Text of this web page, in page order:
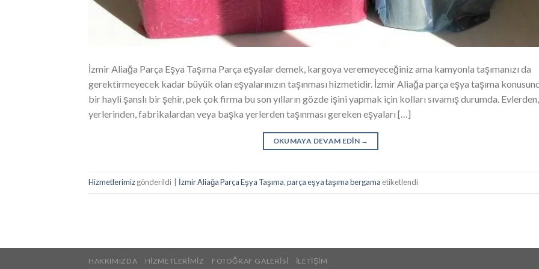
İzmir Aliağa Parça Eşya Taşıma Parça eşyalar demek, kargoya veremeyeceğiniz ama kamyonla taşımanızı da
gerektirmeyecek kadar büyük olan eşyalarınızın taşınması hizmetidir. İzmir Aliağa parça eşya taşıma
bir hayli şanslı bir şehir, pek çok firma bu son yılların gözde işini yapmak için kolları sıvamış durumda.
yerlerinden, fabrikalardan veya başka yerlerden taşınması gereken eşyaları […]
OKUMAYA DEVAM EDIN →
Hizmetlerimizgönderildi İzmir Aliağa Parça Eşya Taşıma,parça eşya taşıma bergama etiketlendi
HAKKIMIZDA HIZMETLERIMIZ FOTOĞRAF GALERISI İLETIŞIM